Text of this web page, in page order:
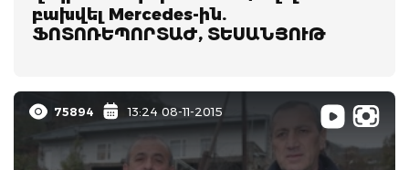
բախվել Mercedes-ին.
ՖՈՏՈՌԵՊՈՐՏԱԺ, ՏԵՍԱՆՅՈՒԹ
75894 13:24 08-11-2015